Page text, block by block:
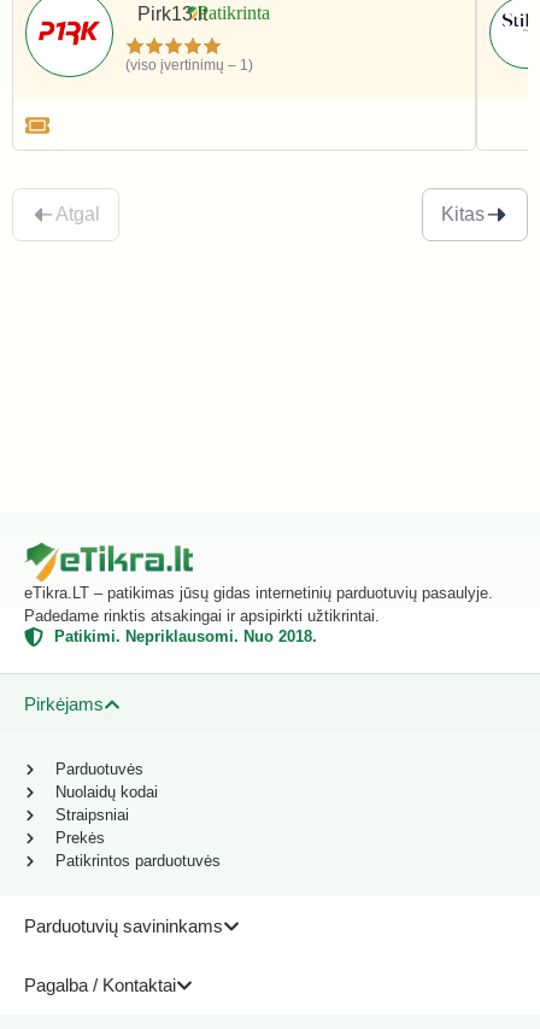
Pirk13.lt
(viso įvertinimų – 1)
Atgal Kitas
eTikra.LT – patikimas jūsų gidas internetinių parduotuvių pasaulyje.
Padedame rinktis atsakingai ir apsipirkti užtikrintai.
Patikimi. Nepriklausomi. Nuo 2018.
Pirkėjams
Parduotuvių savininkams
Pagalba / Kontaktai
Parduotuvės
Nuolaidų kodai
Straipsniai
Prekės
Patikrintos parduotuvės